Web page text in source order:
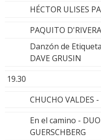
HÉCTOR ULISES
PAQUITO
Danzón de
DAVE GRUSIN
19.30
CHUCHO VALDES
En el camino -
GUERSCHBERG